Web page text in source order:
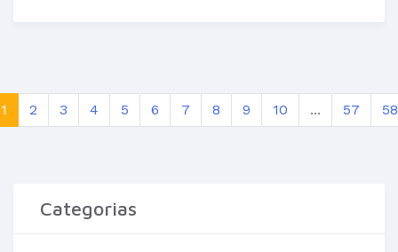
1 2 3 4 5 6 7 8 9 10 ... 57 58
Categorias